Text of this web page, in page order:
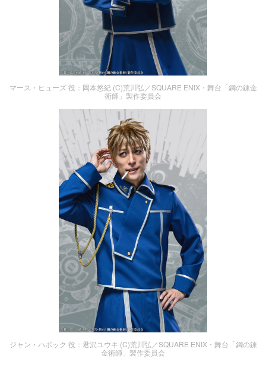
マース・ヒューズ 役：岡本悠紀 (C)荒川弘／SQUARE ENIX・舞台「鋼の錬金
術師」製作委員会
ジャン・ハボック 役：君沢ユウキ (C)荒川弘／SQUARE ENIX・舞台「鋼の錬
金術師」製作委員会